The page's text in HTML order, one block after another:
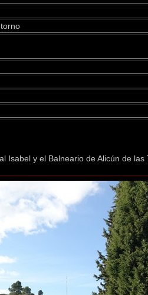
Isabel y el Balneario de Alicún de las